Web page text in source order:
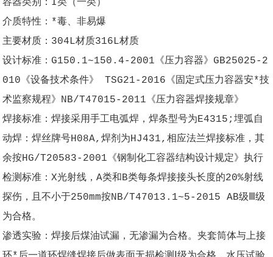
容器类别：I类（一类）
介质特性：*毒、非易爆
主要材质：304L材质316L材质
设计标准：G150.1~150.4-2001《压力容器》GB25025-2
010《设备技术条件》 TSG21-2016《固定式压力容器安*技
术监察规程》NB/T47015-2011《压力容器焊接规章》
焊接标准：焊接采用手工电弧焊，焊条型号为E4315;埋弧自
动焊：焊丝牌号H08A,焊剂为HJ431,相应法兰焊接标准，其
余按HG/T20583-2001《钢制化工容器结构设计规定》执行
检测标准：X光射线，A类和B类每条焊接接头长度的20%射线
探伤，且不小于250mm按NB/T47013.1~5-2015 AB级Ⅲ级
为合格。
渗透实验：焊接后煤油试漏，无渗漏为合格。夹套筒体与上接